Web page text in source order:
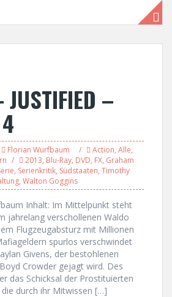
–
Florian Wurfbaum Action, Alle,
2013, Blu-Ray, DVD, FX, Graham
, Serienkritik, Südstaaten, Timothy
, Walton Goggins
Inhalt: Im Mittelpunkt steht
jahrelang verschollenen Waldo
Flugzeugabsturz mit Millionen
spurlos verschwindet
Givens, der bestohlenen
Crowder gejagt wird. Des
das Schicksal der Prostituierten
durch ihr Mitwissen […]